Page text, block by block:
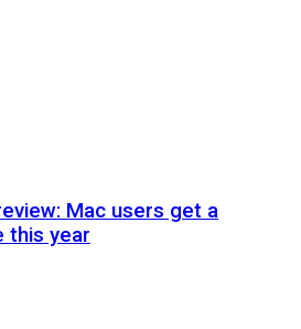
Mac users get a
this year